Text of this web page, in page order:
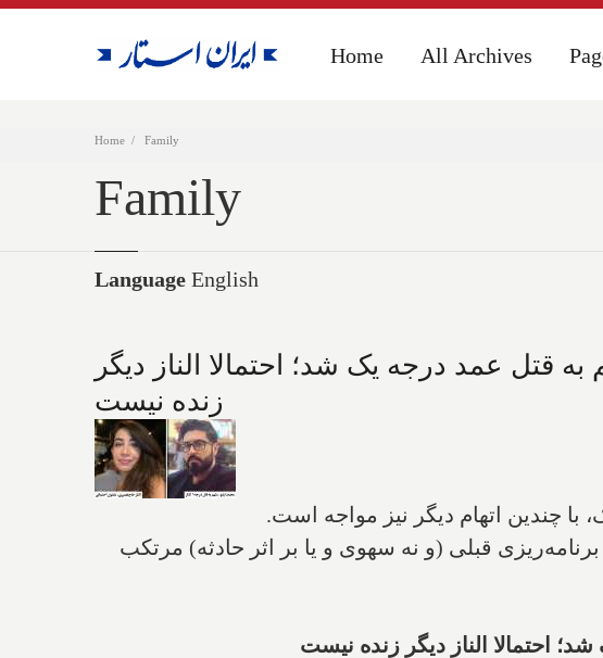
Home All Archives
Home Family
Home All Archives
Family
Language English
قتل عمد درجه یک شد؛ احتمالا الناز دیگر
زنده نیست
چندین اتهام دیگر نیز مواجه است.
قبلی (و نه سهوی و یا بر اثر حادثه) مرتکب
احتمالا الناز دیگر زنده نیست